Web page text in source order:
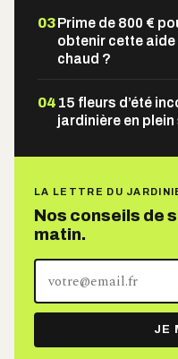
03 Prime de 800 €
obtenir cette aide
chaud ?
04 15 fleurs d’été
jardinière en plein
LA LETTRE DU
Nos conseils de
matin.
adresse
e-
mail
JE